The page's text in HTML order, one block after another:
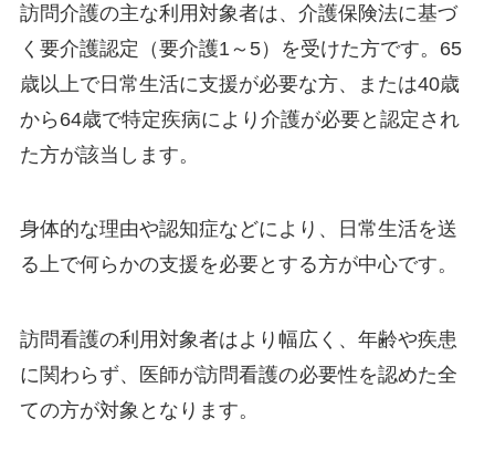
訪問介護の主な利用対象者は、介護保険法に基づ
く要介護認定（要介護1～5）を受けた方です。65
歳以上で日常生活に支援が必要な方、または40歳
から64歳で特定疾病により介護が必要と認定され
た方が該当します。
身体的な理由や認知症などにより、日常生活を送
る上で何らかの支援を必要とする方が中心です。
訪問看護の利用対象者はより幅広く、年齢や疾患
に関わらず、医師が訪問看護の必要性を認めた全
ての方が対象となります。